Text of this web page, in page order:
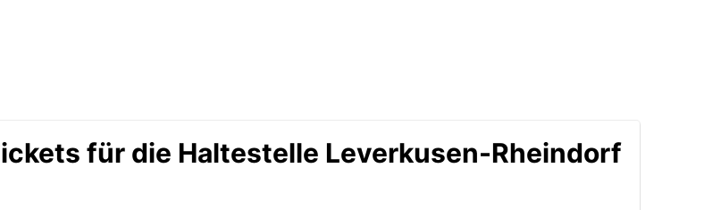
für die Haltestelle Leverkusen-Rheindorf